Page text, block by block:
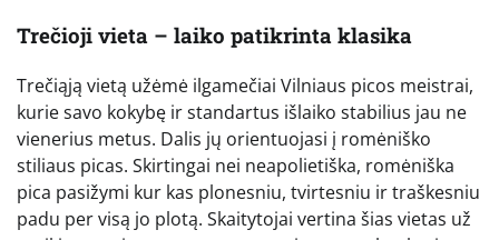
Trečioji vieta – laiko patikrinta klasika
Trečiąją vietą užėmė ilgamečiai Vilniaus picos meistrai,
kurie savo kokybę ir standartus išlaiko stabilius jau ne
vienerius metus. Dalis jų orientuojasi į romėniško
stiliaus picas. Skirtingai nei neapolietiška, romėniška
pica pasižymi kur kas plonesniu, tvirtesniu ir traškesniu
padu per visą jo plotą. Skaitytojai vertina šias vietas už